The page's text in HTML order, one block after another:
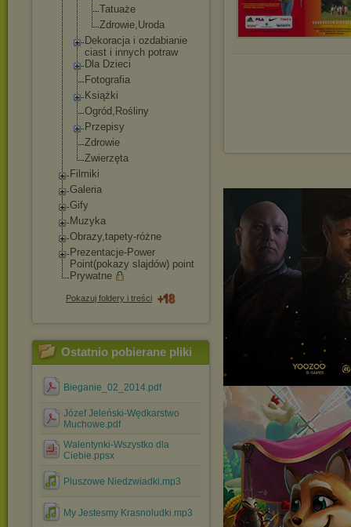
Tatuaże
Zdrowie,Uroda
Dekoracja i ozdabianie
ciast i innych potraw
Dla Dzieci
Fotografia
Książki
Ogród,Rośliny
Przepisy
Zdrowie
Zwierzęta
Filmiki
Galeria
Gify
Muzyka
Obrazy,tapety-różne
Prezentacje-Power
Point(pokazy slajdów) point
Prywatne
Pokazuj foldery i treści
Ostatnio pobierane pliki
Bieganie_02_2014.pdf
Józef Jeleński-Wędkarstwo
Muchowe.pdf
Walentynki-Wszystko dla
Ciebie.ppsx
Pluszowe Niedzwiadki.mp3
My Jestesmy Krasnoludki.mp3